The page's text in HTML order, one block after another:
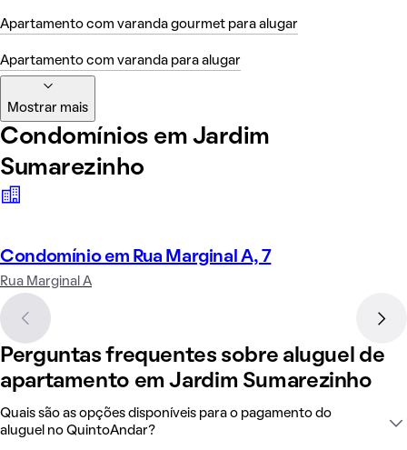
Apartamento com varanda gourmet para alugar
Apartamento com varanda para alugar
Mostrar mais
Condomínios em Jardim
Sumarezinho
Condomínio em Rua Marginal A, 7
Rua Marginal A
Perguntas frequentes sobre aluguel de
apartamento em Jardim Sumarezinho
Quais são as opções disponíveis para o pagamento do
aluguel no QuintoAndar?